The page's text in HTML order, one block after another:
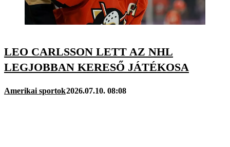
LEO CARLSSON LETT AZ NHL
LEGJOBBAN KERESŐ JÁTÉKOSA
Amerikai sportok2026.07.10. 08:08